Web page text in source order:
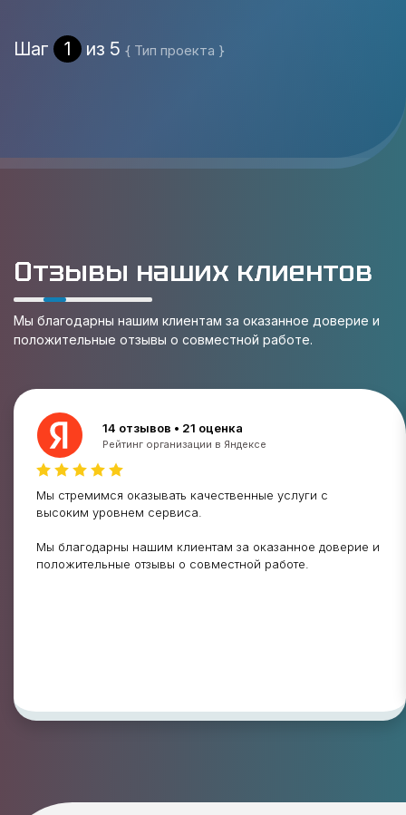
Шаг 1 из 5 { Тип проекта }
Отзывы наших клиентов
Мы благодарны нашим клиентам за оказанное доверие и
положительные отзывы о совместной работе.
14 отзывов • 21 оценка
Рейтинг организации в Яндексе
Мы стремимся оказывать качественные услуги с
высоким уровнем сервиса.
Мы благодарны нашим клиентам за оказанное доверие и
положительные отзывы о совместной работе.